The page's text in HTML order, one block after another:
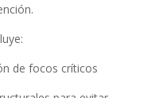
de focos críticos